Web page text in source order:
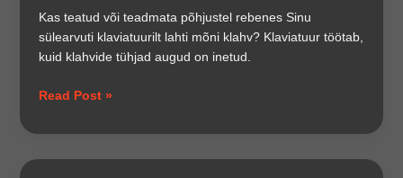
Kas teatud või teadmata põhjustel rebenes Sinu
sülearvuti klaviatuurilt lahti mõni klahv? Klaviatuur töötab,
kuid klahvide tühjad augud on inetud.
Puuduv
klahv
Read Post »